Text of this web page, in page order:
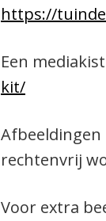
https://
Een
kit/
rechtenvrij
Voor extra